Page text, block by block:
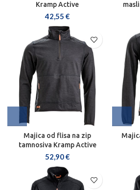
Kramp Active
42,55 €
Majica od flisa na zip
tamnosiva Kramp Active
52,90€